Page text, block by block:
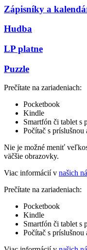
Zápisníky a
Hudba
LP platne
Puzzle
Prečítate na zariadeniach:
Pocketbook
Kindle
Smartfón či tablet s
Počítač s príslušnou
Nie je možné meniť
väčšie obrazovky.
Viac informácií v našich
Prečítate na zariadeniach:
Pocketbook
Kindle
Smartfón či tablet s
Počítač s príslušnou